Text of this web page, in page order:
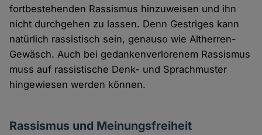
fortbestehenden Rassismus hinzuweisen und ihn
nicht durchgehen zu lassen. Denn Gestriges kann
natürlich rassistisch sein, genauso wie Altherren-
Gewäsch. Auch bei gedankenverlorenem Rassismus
muss auf rassistische Denk- und Sprachmuster
hingewiesen werden können.
Rassismus und Meinungsfreiheit